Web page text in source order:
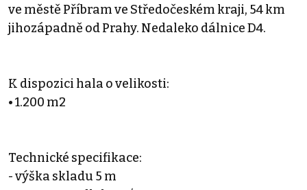
ve městě Příbram ve Středočeském kraji, 54 km
jihozápadně od Prahy. Nedaleko dálnice D4.
K dispozici hala o velikosti:
• 1.200 m2
Technické specifikace:
- výška skladu 5 m